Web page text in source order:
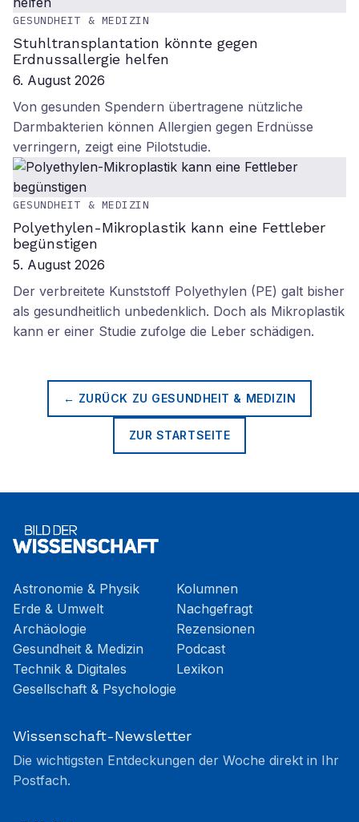
GESUNDHEIT & MEDIZIN
Stuhltransplantation könnte gegen
Erdnussallergie helfen
6. August 2026
Von gesunden Spendern übertragene nützliche
Darmbakterien können Allergien gegen Erdnüsse
verringern, zeigt eine Pilotstudie.
GESUNDHEIT & MEDIZIN
Polyethylen-Mikroplastik kann eine Fettleber
begünstigen
5. August 2026
Der verbreitete Kunststoff Polyethylen (PE) galt bisher
als gesundheitlich unbedenklich. Doch als Mikroplastik
kann er einer Studie zufolge die Leber schädigen.
← ZURÜCK ZU GESUNDHEIT & MEDIZIN
ZUR STARTSEITE
Astronomie & Physik
Erde & Umwelt
Archäologie
Gesundheit & Medizin
Technik & Digitales
Gesellschaft & Psychologie
Kolumnen
Nachgefragt
Rezensionen
Podcast
Lexikon
Wissenschaft-Newsletter
Die wichtigsten Entdeckungen der Woche direkt in Ihr
Postfach.